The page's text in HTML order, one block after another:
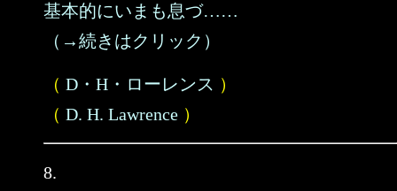
基本的にいまも息づ……
（→続きはクリック）
（ D・H・ローレンス ）
（ D. H. Lawrence ）
8.